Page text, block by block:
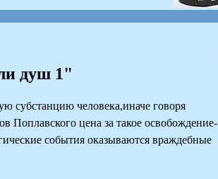
душ 1"
субстанцию человека,иначе говоря
Поплавского цена за такое освобождение-
события оказываются враждебные